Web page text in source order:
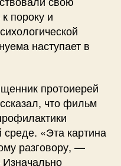
пороку и
наступает в
протоиерей
что фильм
«Эта картина
разговору, —